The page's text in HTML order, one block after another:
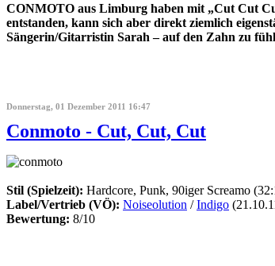
CONMOTO aus Limburg haben mit „Cut Cut
entstanden, kann sich aber direkt ziemlich
Sängerin/Gitarristin Sarah – auf den Zahn zu
Donnerstag, 01 Dezember 2011 16:47
Conmoto - Cut, Cut, Cut
Stil (Spielzeit): Hardcore, Punk, 90iger Screamo
Label/Vertrieb (VÖ): Noiseolution /Indigo
Bewertung: 8/10